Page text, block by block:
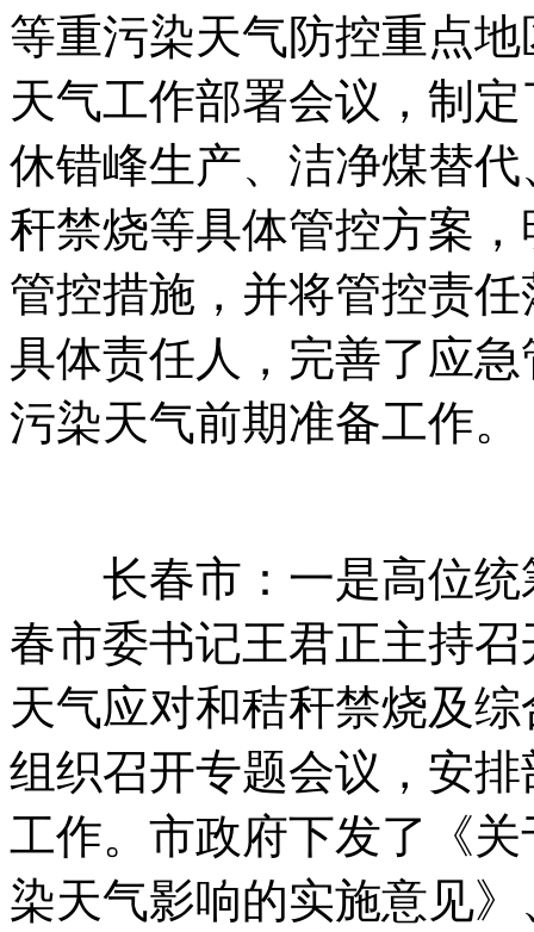
等重污染天气防控重点
天气工作部署会议，制
休错峰生产、洁净煤替
秆禁烧等具体管控方案
管控措施，并将管控责
具体责任人，完善了应
污染天气前期准备工作。
长春市：一是高位统
春市委书记王君正主持
天气应对和秸秆禁烧及
组织召开专题会议，安
工作。市政府下发了《
染天气影响的实施意见